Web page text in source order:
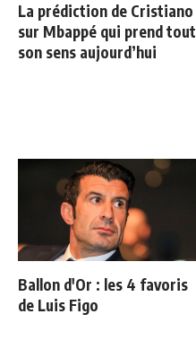
La prédiction de Cristiano
sur Mbappé qui prend tout
son sens aujourd’hui
Ballon d'Or : les 4 favoris
de Luis Figo